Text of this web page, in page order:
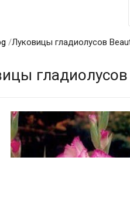
/Луковицы гладиолусов